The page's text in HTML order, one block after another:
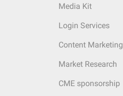
Media Kit
Login Services
Content Marketing
Market Research
CME sponsorship